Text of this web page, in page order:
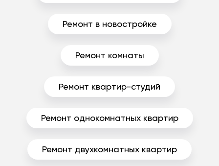
Ремонт в новостройке
Ремонт комнаты
Ремонт квартир-студий
Ремонт однокомнатных квартир
Ремонт двухкомнатных квартир